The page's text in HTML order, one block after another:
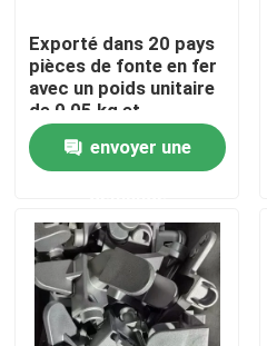
Maison
Produits
Vidéos
Exporté dans 20 pays
pièces de fonte en fer
avec un poids unitaire
de 0,05 kg et
tolérance CT6-CT8
envoyer une